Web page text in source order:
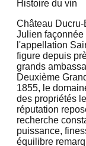
Histoire du vin
Château
Julien façonnée
l'appellation
figure depuis
grands
Deuxième
1855, le
des propriétés
réputation
recherche
puissance,
équilibre